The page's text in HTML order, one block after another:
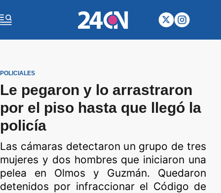
POLICIALES
Le pegaron y lo arrastraron
por el piso hasta que llegó la
policía
Las cámaras detectaron un grupo de tres
mujeres y dos hombres que iniciaron una
pelea en Olmos y Guzmán. Quedaron
detenidos por infraccionar el Código de